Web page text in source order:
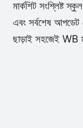
মার্কশিট সংশ্লিষ্ট
এবং সর্বশেষ আপডেট
ছাড়াই সহজেই WB